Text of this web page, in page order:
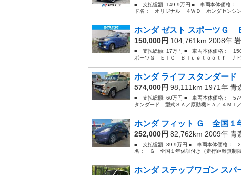
■ 支払総額: 149.9万円 ■ 車両本体価格
ド名： オリジナル ４ＷＤ ホンダセンシ
ホンダ ゼスト スポーツ
150,000円 104,761km 2008年
■ 支払総額: 17万円 ■ 車両本体価格：
ポーツＧ ＥＴＣ Ｂｌｕｅｔｏｏｔｈ ナ
ホンダ ライフ スタンダー
574,000円 98,111km 1971年 青
■ 支払総額: 60万円 ■ 車両本体価格：
タンダード 型式ＳＡ／原動機ＥＡ／４ＭＴ
ホンダ フィット Ｇ 全国１
252,000円 82,762km 2009年 青
■ 支払総額: 39.9万円 ■ 車両本体価格：
名： Ｇ 全国１年保証付き（走行距離無制限
ホンダ ステップワゴン ス